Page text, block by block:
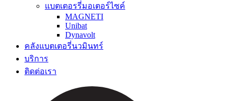
แบตเตอรรี่มอเตอร์ไซค์
MAGNETI
Unibat
Dynavolt
คลังแบตเตอรี่นวมินทร์
บริการ
ติดต่อเรา